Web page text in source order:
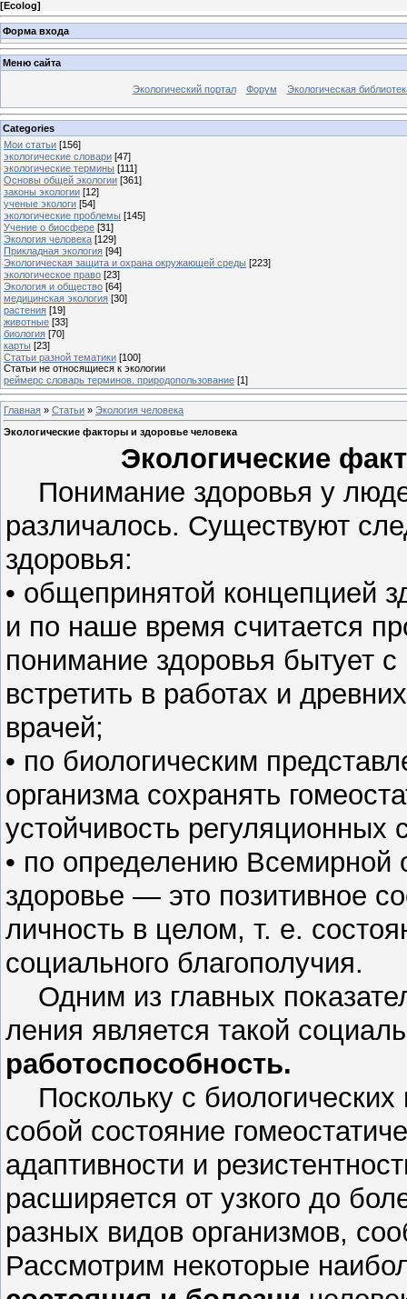
[Ecolog]
Форма входа
Меню сайта
Экологический портал Форум Экологическая
Categories
Мои статьи [156]
экологические словари [47]
экологические термины [111]
Основы общей экологии [361]
законы экологии [12]
ученые экологи [54]
экологические проблемы [145]
Учение о биосфере [31]
Экология человека [129]
Прикладная экология [94]
Экологическая защита и охрана окружающей среды [223]
экологическое право [23]
Экология и общество [64]
медицинская экология [30]
растения [19]
животные [33]
биология [70]
карты [23]
Статьи разной тематики [100]
Статьи не относящиеся к экологии
реймерс словарь терминов. природопользование [1]
Главная » Статьи » Экология человека
Экологические факторы и здоровье человека
Экологические
Понимание здоровья у
различалось. Существуют
здоровья:
• общепринятой концепцией
и по наше время считается
понимание здоровья бытует
встретить в работах и
врачей;
• по биологическим
организма сохранять
устойчивость регуляционных
• по определению Всемирной
здоровье — это позитивное
личность в целом, т. е.
социального благополучия.
Одним из главных
ления является такой
работоспособность.
Поскольку с биологических
собой состояние
адаптивности и
расширяется от узкого до
разных видов
Рассмотрим некоторые